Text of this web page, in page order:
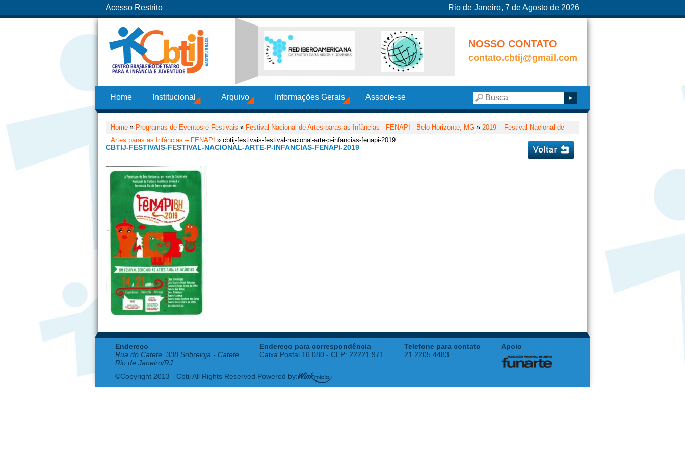
Acesso Restrito Rio de Janeiro, 7 de Agosto de 2026
NOSSO CONTATO
contato.cbtij@gmail.com
Home Institucional Arquivo Informações Gerais Associe-se
Home » Programas de Eventos e Festivais » Festival Nacional de Artes paras as Infâncias - FENAPI - Belo Horizonte, MG » 2019 – Festival Nacional de
Artes paras as Infâncias – FENAPI » cbtij-festivais-festival-nacional-arte-p-infancias-fenapi-2019
CBTIJ-FESTIVAIS-FESTIVAL-NACIONAL-ARTE-P-INFANCIAS-FENAPI-2019
Endereço
Rua do Catete, 338 Sobreloja - Catete
Rio de Janeiro/RJ
Endereço para correspondência
Caixa Postal 16.080 - CEP: 22221.971
Telefone para contato
21 2205 4483
Apoio
©Copyright 2013 - Cbtij All Rights Reserved Powered by: